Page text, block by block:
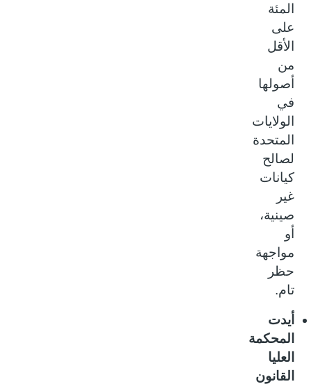
المئة
على
الأقل
من
أصولها
في
الولايات
المتحدة
لصالح
كيانات
غير
صينية،
مواجهة
حظر
تام.
أيدت
المحكمة
العليا
القانون